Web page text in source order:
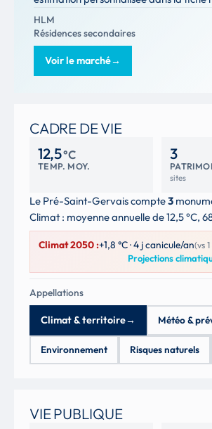
HLM
Résidences secondaires
Voir le marché→
CADRE DE VIE
12,5°C
TEMP. MOY.
3
sites
Le Pré-Saint-Gervais compte3
Climat : moyenne annuelle de 12,5 °C,
Climat 2050 :+1,8 °C · 4 j canicule/an(vs
Projections
Appellations
Climat & territoire→ Météo &
Environnement Risques naturels
VIE PUBLIQUE